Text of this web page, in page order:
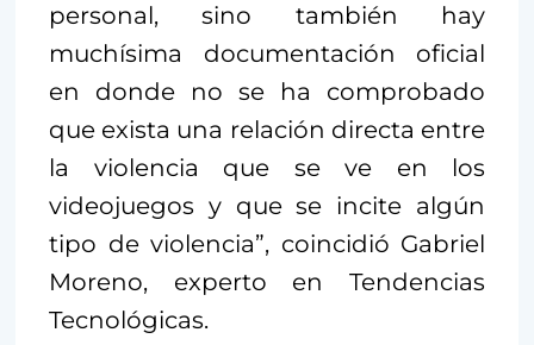
personal, sino también hay
muchísima documentación oficial
en donde no se ha comprobado
que exista una relación directa entre
la violencia que se ve en los
videojuegos y que se incite algún
tipo de violencia”, coincidió Gabriel
Moreno, experto en Tendencias
Tecnológicas.